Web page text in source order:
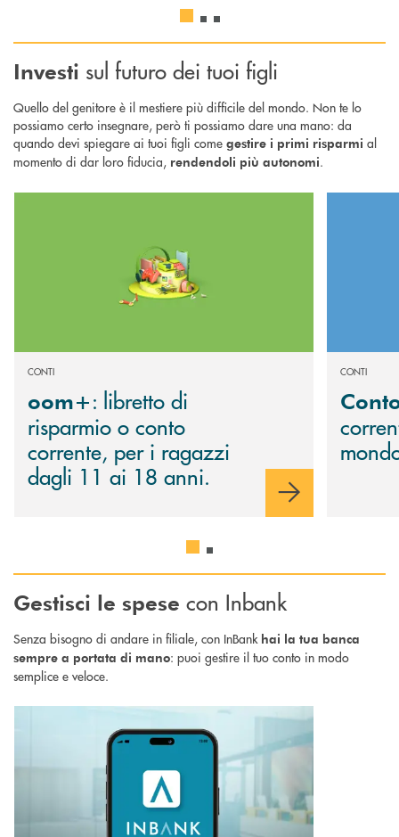
Investi sul futuro dei tuoi figli
Quello del genitore è il mestiere più difficile del mondo. Non te lo
possiamo certo insegnare, però ti possiamo dare una mano: da
quando devi spiegare ai tuoi figli come gestire i primi risparmi al
momento di dar loro fiducia, rendendoli più autonomi.
CONTI
oom+: libretto di
risparmio o conto
corrente, per i ragazzi
dagli 11 ai 18 anni.
CONTI
Gestisci le spese con Inbank
Senza bisogno di andare in filiale, con InBank hai la tua banca
sempre a portata di mano: puoi gestire il tuo conto in modo
semplice e veloce.
Scopri di più Inbank app : il tuo conto bancario direttamente sullo